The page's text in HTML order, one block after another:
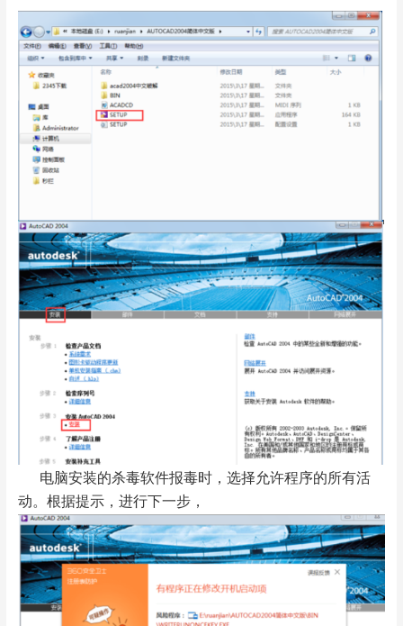
电脑安装的杀毒软件报毒时，选择允许程序的所有活
动。根据提示，进行下一步，